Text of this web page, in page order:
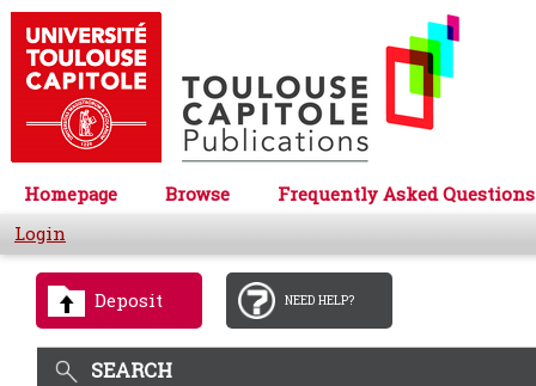
Homepage Browse
Frequently Asked Questions
Login
Deposit NEED HELP?
SEARCH